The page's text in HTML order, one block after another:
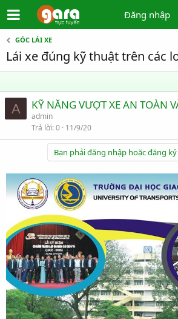
Đăng nhập
GÓC LÁI XE
Lái xe đúng kỹ thuật trên các
A KỸ NĂNG VƯỢT XE AN TOÀN
admin
Trả lời 0 11/9/20
Bạn phải đăng nhập hoặc đăng